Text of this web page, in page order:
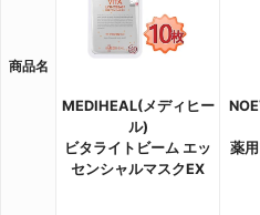
商品名
MEDIHEAL(メディヒー
ル)
ビタライトビーム エッ
センシャルマスクEX
薬